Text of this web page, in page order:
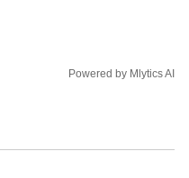
Powered by Mlytics AI